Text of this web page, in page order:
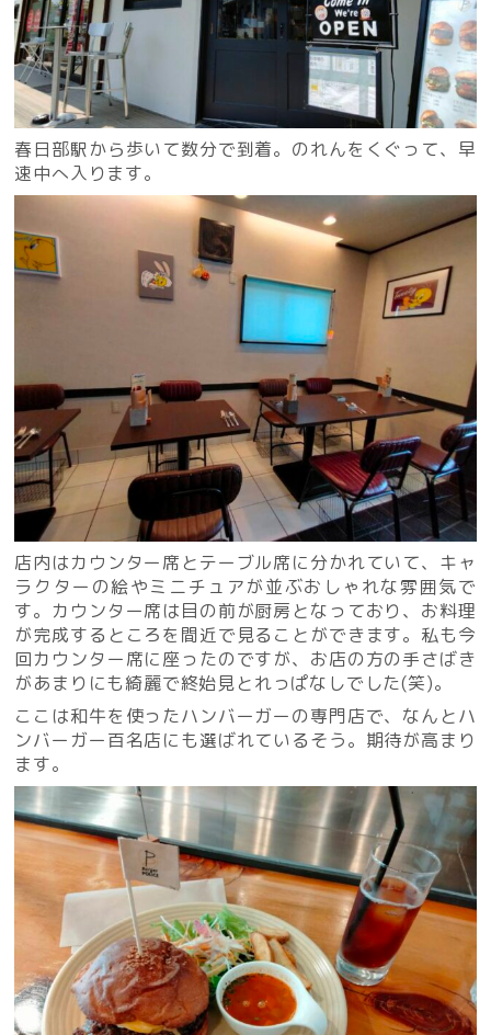
春日部駅から歩いて数分で到着。のれんをくぐって、早
速中へ入ります。
店内はカウンター席とテーブル席に分かれていて、キャ
ラクターの絵やミニチュアが並ぶおしゃれな雰囲気で
す。カウンター席は目の前が厨房となっており、お料理
が完成するところを間近で見ることができます。私も今
回カウンター席に座ったのですが、お店の方の手さばき
があまりにも綺麗で終始見とれっぱなしでした(笑)。
ここは和牛を使ったハンバーガーの専門店で、なんとハ
ンバーガー百名店にも選ばれているそう。期待が高まり
ます。